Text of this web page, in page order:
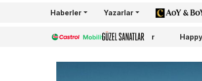
Haberler Yazarlar AoY/BoY
Castrol Güzel Sanatlar